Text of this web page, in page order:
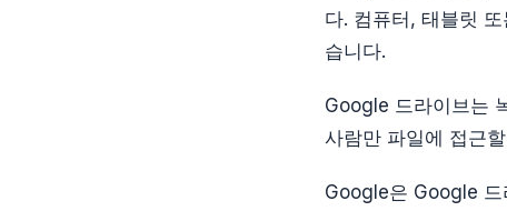
다. 컴퓨터, 태블릿
습니다.
Google 드라이브는
사람만 파일에 접근
Google은 Google 드